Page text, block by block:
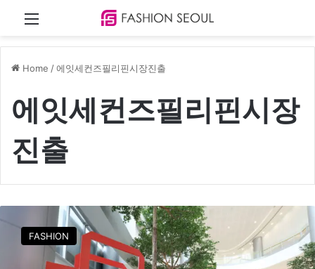
Home /에잇세컨즈필리핀시장진출
에잇세컨즈필리핀시장
진출
FASHION